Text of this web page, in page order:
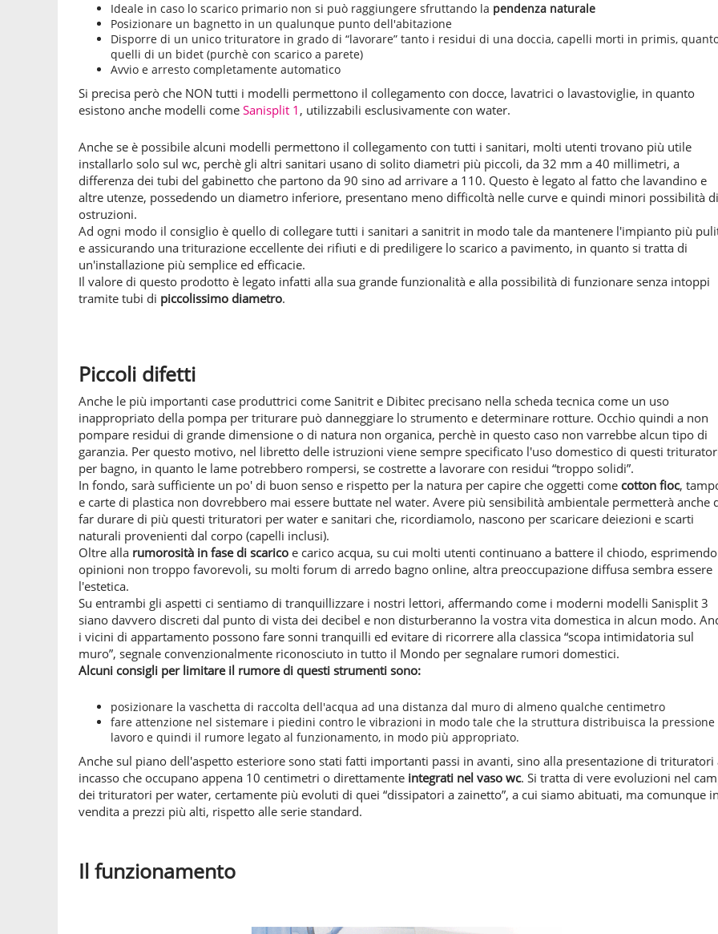
Ideale in caso lo scarico primario non si può raggiungere sfruttando la pendenza naturale
Posizionare un bagnetto in un qualunque punto dell'abitazione
Disporre di un unico trituratore in grado di “lavorare” tanto i residui di una doccia, capelli morti in primis,
quelli di un bidet (purchè con scarico a parete)
Avvio e arresto completamente automatico
Si precisa però che NON tutti i modelli permettono il collegamento con docce, lavatrici o lavastoviglie, in quanto
esistono anche modelli come Sanisplit 1 , utilizzabili esclusivamente con water.
Anche se è possibile alcuni modelli permettono il collegamento con tutti i sanitari, molti utenti trovano più utile
installarlo solo sul wc, perchè gli altri sanitari usano di solito diametri più piccoli, da 32 mm a 40 millimetri, a
differenza dei tubi del gabinetto che partono da 90 sino ad arrivare a 110. Questo è legato al fatto che lavandino e
altre utenze, possedendo un diametro inferiore, presentano meno difficoltà nelle curve e quindi minori possibilità di
ostruzioni.
Ad ogni modo il consiglio è quello di collegare tutti i sanitari a sanitrit in modo tale da mantenere l'impianto più
e assicurando una triturazione eccellente dei rifiuti e di prediligere lo scarico a pavimento, in quanto si tratta di
un'installazione più semplice ed efficacie.
Il valore di questo prodotto è legato infatti alla sua grande funzionalità e alla possibilità di funzionare senza intoppi
tramite tubi di piccolissimo diametro.
Piccoli difetti
Anche le più importanti case produttrici come Sanitrit e Dibitec precisano nella scheda tecnica come un uso
inappropriato della pompa per triturare può danneggiare lo strumento e determinare rotture. Occhio quindi a non
pompare residui di grande dimensione o di natura non organica, perchè in questo caso non varrebbe alcun tipo di
garanzia. Per questo motivo, nel libretto delle istruzioni viene sempre specificato l'uso domestico di questi
per bagno, in quanto le lame potrebbero rompersi, se costrette a lavorare con residui “troppo solidi”.
In fondo, sarà sufficiente un po' di buon senso e rispetto per la natura per capire che oggetti come cotton fioc,
e carte di plastica non dovrebbero mai essere buttate nel water. Avere più sensibilità ambientale permetterà anche
far durare di più questi trituratori per water e sanitari che, ricordiamolo, nascono per scaricare deiezioni e scarti
naturali provenienti dal corpo (capelli inclusi).
Oltre alla rumorosità in fase di scarico e carico acqua, su cui molti utenti continuano a battere il chiodo, esprimendo
opinioni non troppo favorevoli, su molti forum di arredo bagno online, altra preoccupazione diffusa sembra essere
l'estetica.
Su entrambi gli aspetti ci sentiamo di tranquillizzare i nostri lettori, affermando come i moderni modelli Sanisplit 3
siano davvero discreti dal punto di vista dei decibel e non disturberanno la vostra vita domestica in alcun modo.
i vicini di appartamento possono fare sonni tranquilli ed evitare di ricorrere alla classica “scopa intimidatoria sul
muro”, segnale convenzionalmente riconosciuto in tutto il Mondo per segnalare rumori domestici.
Alcuni consigli per limitare il rumore di questi strumenti sono:
posizionare la vaschetta di raccolta dell'acqua ad una distanza dal muro di almeno qualche centimetro
fare attenzione nel sistemare i piedini contro le vibrazioni in modo tale che la struttura distribuisca la pressione
lavoro e quindi il rumore legato al funzionamento, in modo più appropriato.
Anche sul piano dell'aspetto esteriore sono stati fatti importanti passi in avanti, sino alla presentazione di trituratori
incasso che occupano appena 10 centimetri o direttamente integrati nel vaso wc. Si tratta di vere evoluzioni nel
dei trituratori per water, certamente più evoluti di quei “dissipatori a zainetto”, a cui siamo abituati, ma comunque in
vendita a prezzi più alti, rispetto alle serie standard.
Il funzionamento